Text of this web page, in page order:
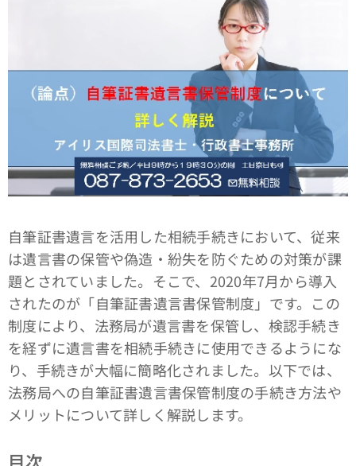
自筆証書遺言を活用した相続手続きにおいて、従来
は遺言書の保管や偽造・紛失を防ぐための対策が課
題とされていました。そこで、2020年7月から導入
されたのが「自筆証書遺言書保管制度」です。この
制度により、法務局が遺言書を保管し、検認手続き
を経ずに遺言書を相続手続きに使用できるようにな
り、手続きが大幅に簡略化されました。以下では、
法務局への自筆証書遺言書保管制度の手続き方法や
メリットについて詳しく解説します。
目次